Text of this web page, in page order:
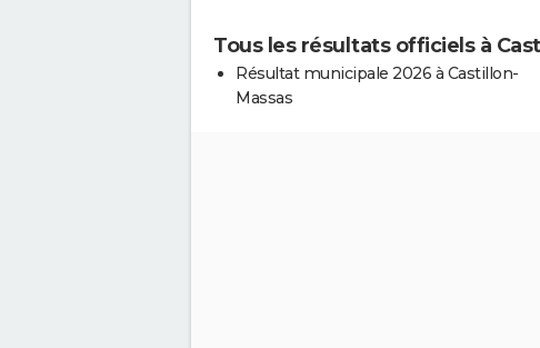
Tous les résultats officiels à
Résultat municipale 2026 à Castillon-
Massas